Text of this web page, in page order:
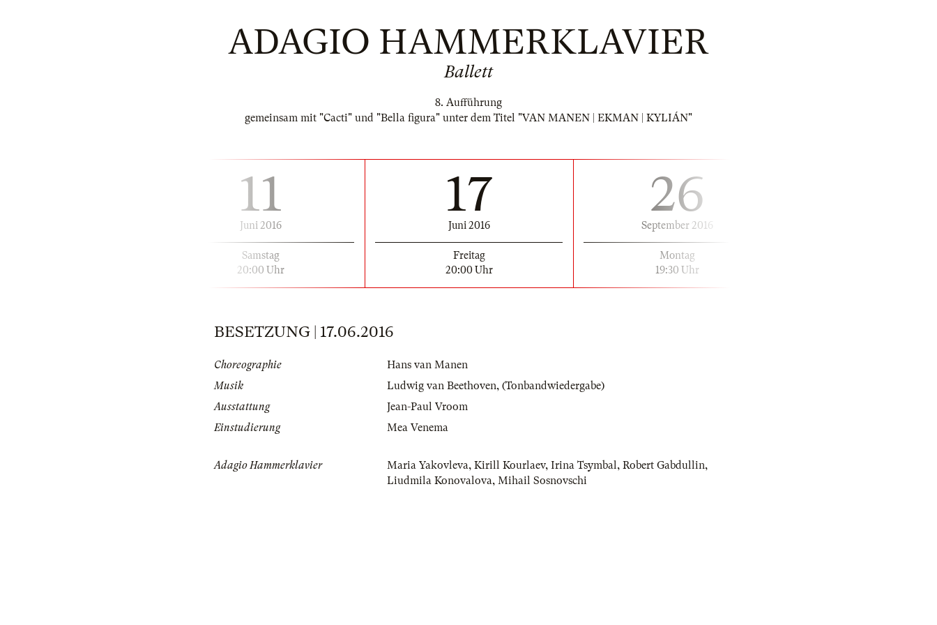
ADAGIO HAMMERKLAVIER
Ballett
8. Aufführung
gemeinsam mit "Cacti" und "Bella figura" unter dem Titel "VAN MANEN | EKMAN | KYLIÁN"
11
Juni 2016
Samstag
20:00 Uhr
17
Juni 2016
Freitag
20:00 Uhr
26
September 2016
Montag
19:30 Uhr
BESETZUNG | 17.06.2016
Choreographie
Hans van Manen
Musik
Ludwig van Beethoven, (Tonbandwiedergabe)
Ausstattung
Jean-Paul Vroom
Einstudierung
Mea Venema
Adagio Hammerklavier Maria Yakovleva, Kirill Kourlaev, Irina Tsymbal, Robert Gabdullin,
Liudmila Konovalova, Mihail Sosnovschi